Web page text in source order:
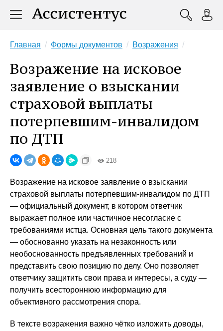
Главная Формы документов Возражения
Возражение на исковое
заявление о взыскании
страховой выплаты
потерпевшим-инвалидом
по ДТП
218
Возражение на исковое заявление о взыскании
страховой выплаты потерпевшим-инвалидом по ДТП
— официальный документ, в котором ответчик
выражает полное или частичное несогласие с
требованиями истца. Основная цель такого документа
— обоснованно указать на незаконность или
необоснованность предъявленных требований и
представить свою позицию по делу. Оно позволяет
ответчику защитить свои права и интересы, а суду —
получить всестороннюю информацию для
объективного рассмотрения спора.
В тексте возражения важно чётко изложить доводы,